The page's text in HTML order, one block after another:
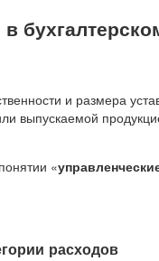
и размера
выпускаемой
«
расходов